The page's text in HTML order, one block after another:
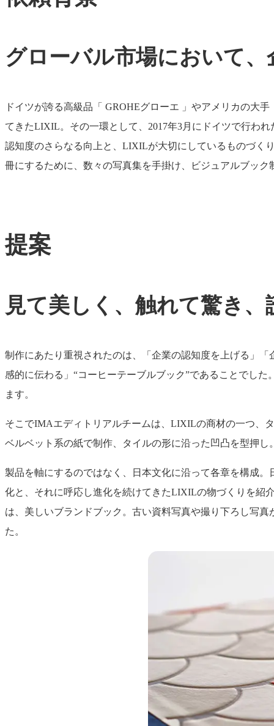
グローバル市場において
ドイツが誇る高級品「 GROHEグローエ 」やアメリカの大
てきたLIXIL。その一環として、2017年3月にドイツで行われ
認知度のさらなる向上と、LIXILが大切にしているものづく
冊にするために、数々の写真集を手掛け、ビジュアルブッ
提案
見て美しく、触れて驚き
制作にあたり重視されたのは、「企業の認知度を上げる」
感的に伝わる」“コーヒーテーブルブック”であることでし
ます。
そこでIMAエディトリアルチームは、LIXILの商材の一つ、
ベルベット系の紙で制作、タイルの形に沿った凹凸を型押
製品を軸にするのではなく、日本文化に沿って各章を構成
化と、それに呼応し進化を続けてきたLIXILの物づくりを紹
は、美しいブランドブック。古い資料写真や撮り下ろし写
た。